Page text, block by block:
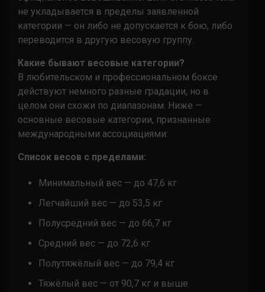
не укладывается в пределы заявленной
категории — он либо не допускается к бою, либо
переводится в другую весовую группу.
Какие бывают весовые категории?
В любительском и профессиональном боксе
действуют немного разные градации, но в
целом они схожи по диапазонам. Ниже —
основные весовые категории, признанные
международными ассоциациями:
Список весов с пределами:
Минимальный вес — до 47,6 кг
Легчайший вес — до 53,5 кг
Полусредний вес — до 66,7 кг
Средний вес — до 72,6 кг
Полутяжёлый вес — до 79,4 кг
Тяжёлый вес — от 90,7 кг и выше